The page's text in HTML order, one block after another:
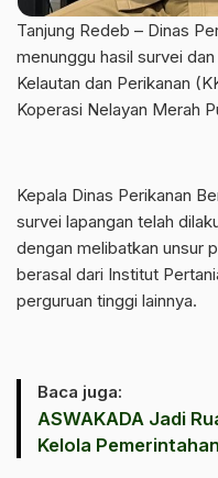
Tanjung Redeb – Dinas
menunggu hasil survei
Kelautan dan Perikanan
Koperasi Nelayan Merah
Kepala Dinas Perikanan
survei lapangan telah
dengan melibatkan unsur
berasal dari Institut
perguruan tinggi lainnya.
Baca juga:
ASWAKADA Jadi
Kelola Pemerintahan